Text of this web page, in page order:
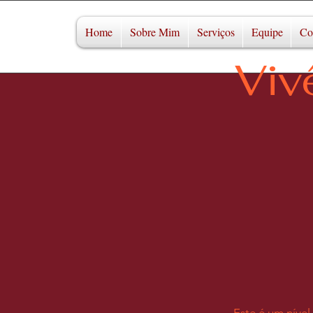
Home Sobre Mim Serviços Equipe